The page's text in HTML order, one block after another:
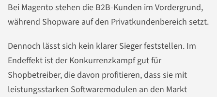
Bei Magento stehen die B2B-Kunden im Vordergrund,
während Shopware auf den Privatkundenbereich setzt.
Dennoch lässt sich kein klarer Sieger feststellen. Im
Endeffekt ist der Konkurrenzkampf gut für
Shopbetreiber, die davon profitieren, dass sie mit
leistungsstarken Softwaremodulen an den Markt